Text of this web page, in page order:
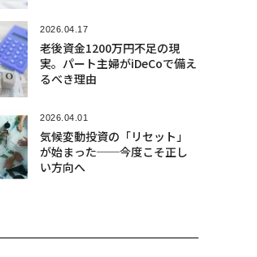
2026.04.17
老後資金1200万円不足の現
実。パート主婦がiDeCoで備え
るべき理由
2026.04.01
気候変動投資の「リセット」
が始まった──今度こそ正し
い方向へ